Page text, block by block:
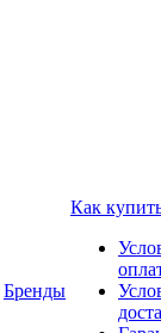
Бренды
Как